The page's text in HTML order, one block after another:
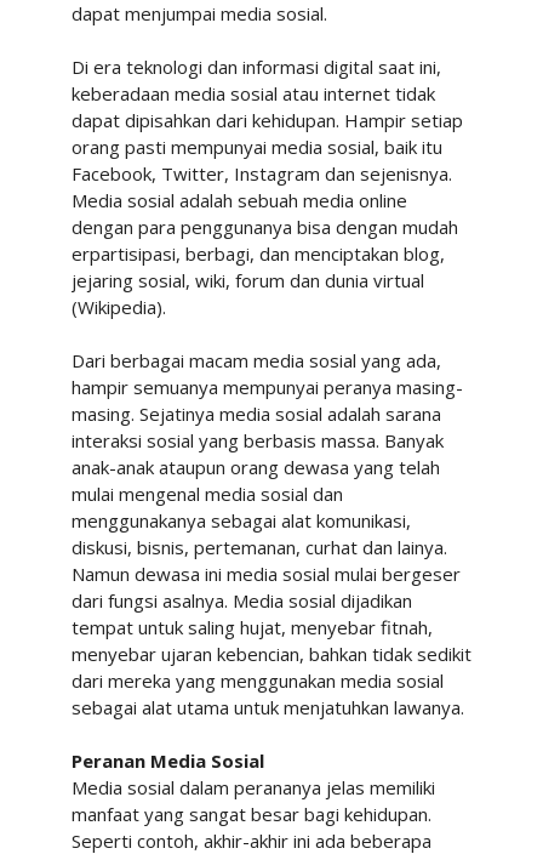
dapat menjumpai media sosial.
Di era teknologi dan informasi digital saat ini,
keberadaan media sosial atau internet tidak
dapat dipisahkan dari kehidupan. Hampir setiap
orang pasti mempunyai media sosial, baik itu
Facebook, Twitter, Instagram dan sejenisnya.
Media sosial adalah sebuah media online
dengan para penggunanya bisa dengan mudah
erpartisipasi, berbagi, dan menciptakan blog,
jejaring sosial, wiki, forum dan dunia virtual
(Wikipedia).
Dari berbagai macam media sosial yang ada,
hampir semuanya mempunyai peranya masing-
masing. Sejatinya media sosial adalah sarana
interaksi sosial yang berbasis massa. Banyak
anak-anak ataupun orang dewasa yang telah
mulai mengenal media sosial dan
menggunakanya sebagai alat komunikasi,
diskusi, bisnis, pertemanan, curhat dan lainya.
Namun dewasa ini media sosial mulai bergeser
dari fungsi asalnya. Media sosial dijadikan
tempat untuk saling hujat, menyebar fitnah,
menyebar ujaran kebencian, bahkan tidak sedikit
dari mereka yang menggunakan media sosial
sebagai alat utama untuk menjatuhkan lawanya.
Peranan Media Sosial
Media sosial dalam perananya jelas memiliki
manfaat yang sangat besar bagi kehidupan.
Seperti contoh, akhir-akhir ini ada beberapa